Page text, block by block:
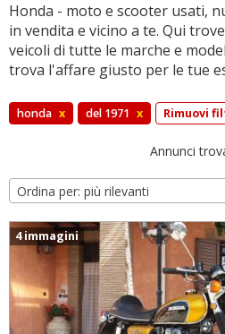
Honda - moto e scooter usati,
in vendita e vicino a te. Qui
veicoli di tutte le marche e
trova l'affare giusto per le tue
honda x del 1971 x Rimuovi
Annunci
Ordina per: più rilevanti
4 immagini